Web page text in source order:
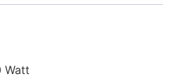
Watt